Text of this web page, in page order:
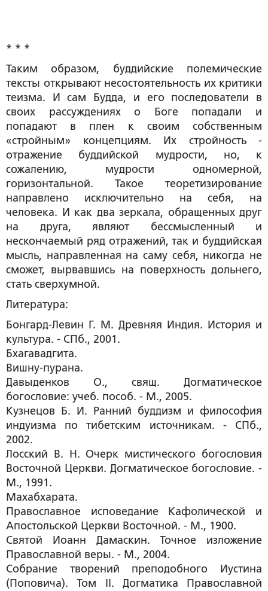
* * *
Таким образом, буддийские полемические
тексты открывают несостоятельность их критики
теизма. И сам Будда, и его последователи в
своих рассуждениях о Боге попадали и
попадают в плен к своим собственным
«стройным» концепциям. Их стройность -
отражение буддийской мудрости, но, к
сожалению, мудрости одномерной,
горизонтальной. Такое теоретизирование
направлено исключительно на себя, на
человека. И как два зеркала, обращенных друг
на друга, являют бессмысленный и
нескончаемый ряд отражений, так и буддийская
мысль, направленная на саму себя, никогда не
сможет, вырвавшись на поверхность дольнего,
стать сверхумной.
Литература:
Бонгард-Левин Г. М. Древняя Индия. История и
культура. - СПб., 2001.
Бхагавадгита.
Вишну-пурана.
Давыденков О., свящ. Догматическое
богословие: учеб. пособ. - М., 2005.
Кузнецов Б. И. Ранний буддизм и философия
индуизма по тибетским источникам. - СПб.,
2002.
Лосский В. Н. Очерк мистического богословия
Восточной Церкви. Догматическое богословие. -
М., 1991.
Махабхарата.
Православное исповедание Кафолической и
Апостольской Церкви Восточной. - М., 1900.
Святой Иоанн Дамаскин. Точное изложение
Православной веры. - М., 2004.
Собрание творений преподобного Иустина
(Поповича). Том II. Догматика Православной